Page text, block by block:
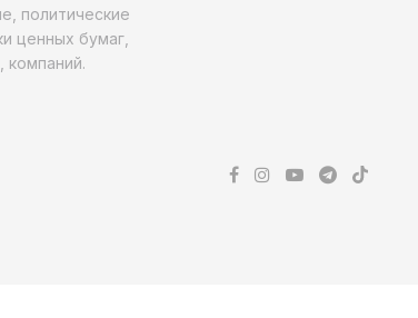
политические
ценных бумаг,
компаний.